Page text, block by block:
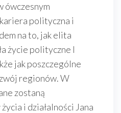
ówczesnym
polityczna i
na to, jak elita
życie polityczne I
jak poszczególne
regionów. W
zostaną
i działalności Jana